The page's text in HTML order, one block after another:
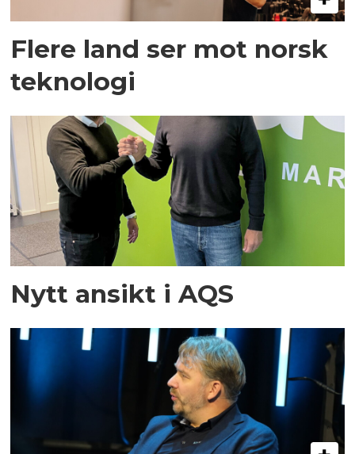
Flere land ser mot norsk
teknologi
Nytt ansikt i AQS